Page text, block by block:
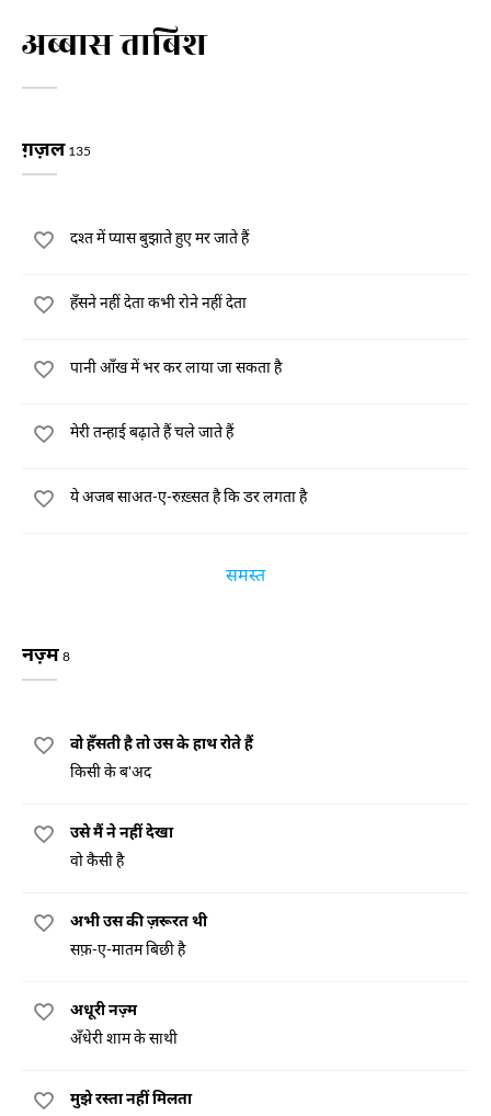
अब्बास ताबिश
ग़ज़ल 135
दश्त में प्यास बुझाते हुए मर जाते हैं
हँसने नहीं देता कभी रोने नहीं देता
पानी आँख में भर कर लाया जा सकता है
मेरी तन्हाई बढ़ाते हैं चले जाते हैं
ये अजब साअत-ए-रुख़्सत है कि डर लगता है
समस्त
नज़्म 8
वो हँसती है तो उस के हाथ रोते हैं
किसी के ब'अद
उसे मैं ने नहीं देखा
वो कैसी है
अभी उस की ज़रूरत थी
सफ़-ए-मातम बिछी है
अधूरी नज़्म
अँधेरी शाम के साथी
मुझे रस्ता नहीं मिलता